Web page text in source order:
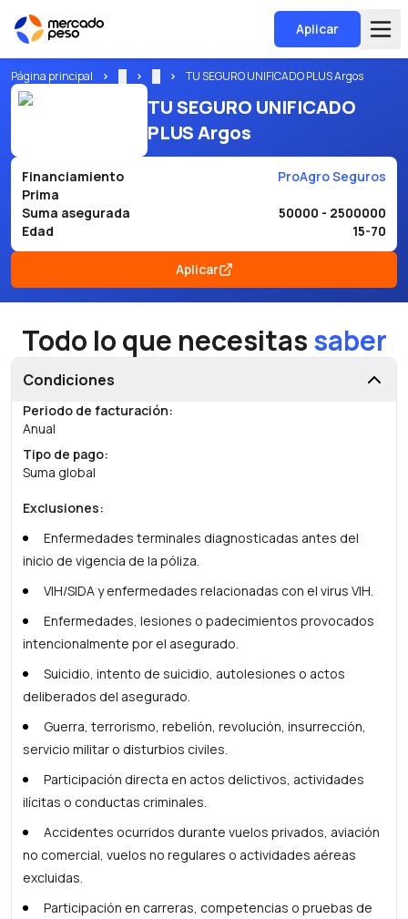
Aplicar
Página principal TU SEGURO UNIFICADO PLUS Argos
TU SEGURO UNIFICADO
PLUS Argos
Financiamiento
ProAgro Seguros
Prima
Suma asegurada
50000 - 2500000
Edad
15-70
Aplicar
Todo lo que necesitassaber
Condiciones
Periodo de facturación:
Anual
Tipo de pago:
Suma global
Exclusiones:
Enfermedades terminales diagnosticadas antes del
inicio de vigencia de la póliza.
VIH/SIDA y enfermedades relacionadas con el virus VIH.
Enfermedades, lesiones o padecimientos provocados
intencionalmente por el asegurado.
Suicidio, intento de suicidio, autolesiones o actos
deliberados del asegurado.
Guerra, terrorismo, rebelión, revolución, insurrección,
servicio militar o disturbios civiles.
Participación directa en actos delictivos, actividades
ilícitas o conductas criminales.
Accidentes ocurridos durante vuelos privados, aviación
no comercial, vuelos no regulares o actividades aéreas
excluidas.
Participación en carreras, competencias o pruebas de